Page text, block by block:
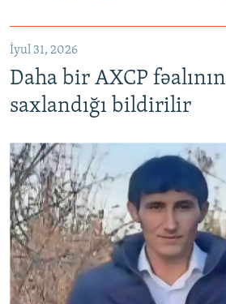
İyul 31, 2026
Daha bir AXCP fəalının
saxlandığı bildirilir